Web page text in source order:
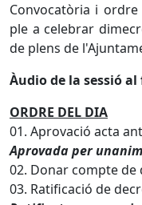
Convocatòria i
ple a celebrar
de plens de
Àudio de la sessió
ORDRE DEL DIA
01. Aprovació acta
Aprovada per
02. Donar compte de
03. Ratificació de